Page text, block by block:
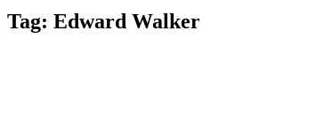
Tag: Edward Walker